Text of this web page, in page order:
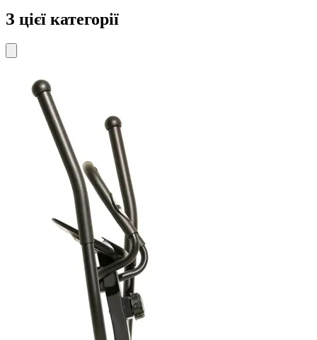
З цієї категорії